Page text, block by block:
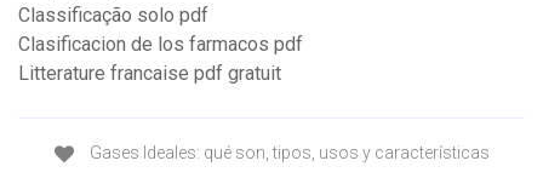
Classificação solo pdf
Clasificacion de los farmacos pdf
Litterature francaise pdf gratuit
Gases Ideales: qué son, tipos, usos y características